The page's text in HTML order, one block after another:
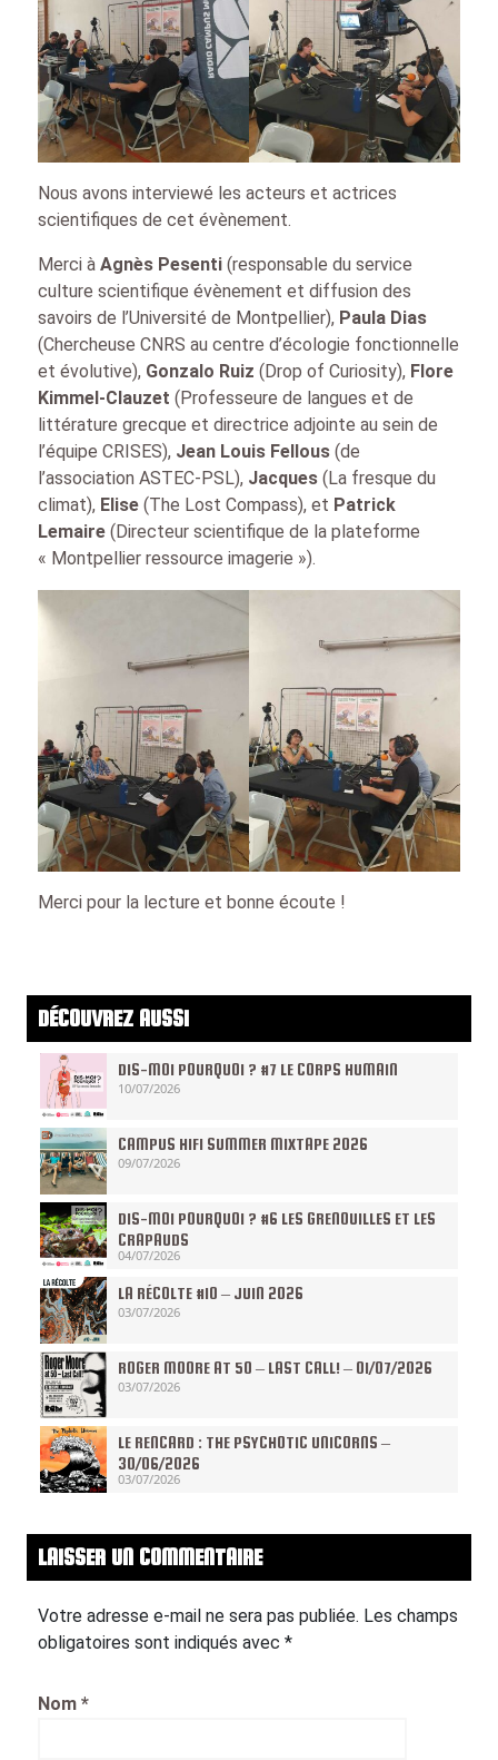
Nous avons interviewé les acteurs et actrices
scientifiques de cet évènement.
Merci à Agnès Pesenti (responsable du service
culture scientifique évènement et diffusion des
savoirs de l’Université de Montpellier), Paula Dias
(Chercheuse CNRS au centre d’écologie fonctionnelle
et évolutive), Gonzalo Ruiz (Drop of Curiosity), Flore
Kimmel-Clauzet (Professeure de langues et de
littérature grecque et directrice adjointe au sein de
l’équipe CRISES), Jean Louis Fellous (de
l’association ASTEC-PSL), Jacques (La fresque du
climat), Elise (The Lost Compass), et Patrick
Lemaire (Directeur scientifique de la plateforme
« Montpellier ressource imagerie »).
Merci pour la lecture et bonne écoute !
DÉCOUVREZ AUSSI
DIS-MOI POURQUOI ? #7 LE CORPS HUMAIN
10/07/2026
CAMPUS HIFI SUMMER MIXTAPE 2026
09/07/2026
DIS-MOI POURQUOI ? #6 LES GRENOUILLES ET LES
CRAPAUDS
04/07/2026
LA RÉCOLTE #10 – JUIN 2026
03/07/2026
ROGER MOORE AT 50 – LAST CALL! – 01/07/2026
03/07/2026
LE RENCARD : THE PSYCHOTIC UNICORNS –
30/06/2026
03/07/2026
LAISSER UN COMMENTAIRE
Votre adresse e-mail ne sera pas publiée. Les champs
obligatoires sont indiqués avec *
Nom *